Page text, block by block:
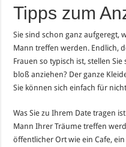
Tipps zum
Sie sind schon ganz aufgeregt,
Mann treffen werden. Endlich,
Frauen so typisch ist, stellen Sie
bloß anziehen? Der ganze
Sie können sich einfach für
Was Sie zu Ihrem Date tragen
Mann Ihrer Träume treffen
öffentlicher Ort wie ein Cafe,